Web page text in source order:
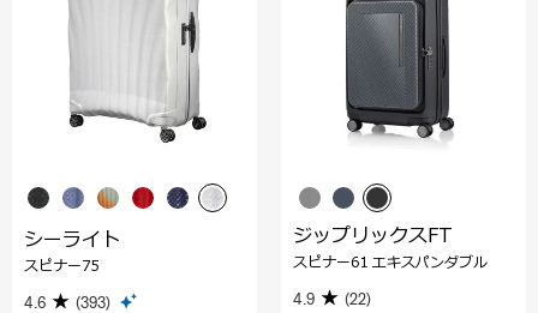
シーライト
スピナー75
4.6 (393)
ジップリックスFT
スピナー61 エキスパンダブル
4.9 (22)